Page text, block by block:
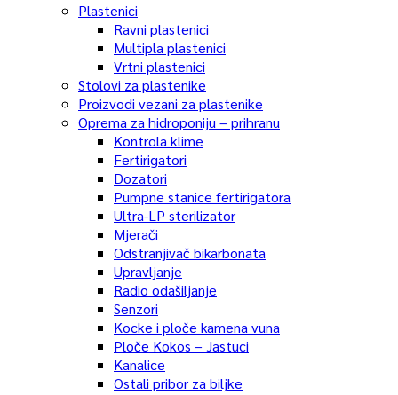
Plastenici
Ravni plastenici
Multipla plastenici
Vrtni plastenici
Stolovi za plastenike
Proizvodi vezani za plastenike
Oprema za hidroponiju – prihranu
Kontrola klime
Fertirigatori
Dozatori
Pumpne stanice fertirigatora
Ultra-LP sterilizator
Mjerači
Odstranjivač bikarbonata
Upravljanje
Radio odašiljanje
Senzori
Kocke i ploče kamena vuna
Ploče Kokos – Jastuci
Kanalice
Ostali pribor za biljke